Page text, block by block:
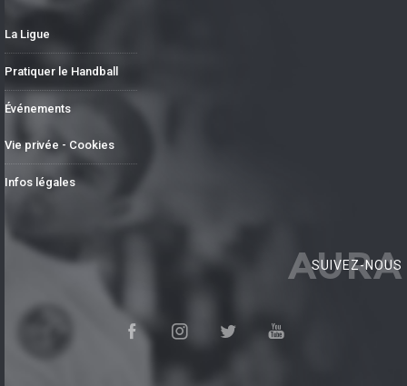
La Ligue
Pratiquer le Handball
Événements
Vie privée - Cookies
Infos légales
AURA
SUIVEZ-NOUS